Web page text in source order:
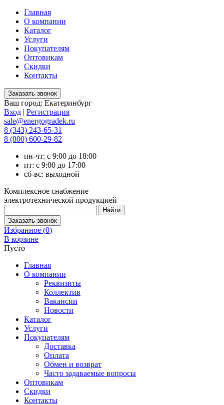
Главная
О компании
Каталог
Услуги
Покупателям
Оптовикам
Скидки
Контакты
Ваш город: Екатеринбург
Вход | Регистрация
sale@energogradek.ru
8 (343) 243-65-31
8 (800) 600-29-82
пн-чт: с 9:00 до 18:00
пт: с 9:00 до 17:00
сб-вс: выходной
Комплексное снабжение
электротехнической продукцией
Избранное (0)
В корзине
Пусто
Главная
О компании
Реквизиты
Коллектив
Вакансии
Новости
Каталог
Услуги
Покупателям
Доставка
Оплата
Обмен и возврат
Часто задаваемые вопросы
Оптовикам
Скидки
Контакты